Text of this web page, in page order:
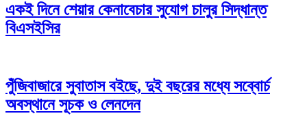
একই দিনে শেয়ার কেনাবেচার সুযোগ চালুর সিদ্ধান্ত
বিএসইসির
পুঁজিবাজারে সুবাতাস বইছে, দুই বছরের মধ্যে সব্বোর্চ
অবস্থানে সূচক ও লেনদেন